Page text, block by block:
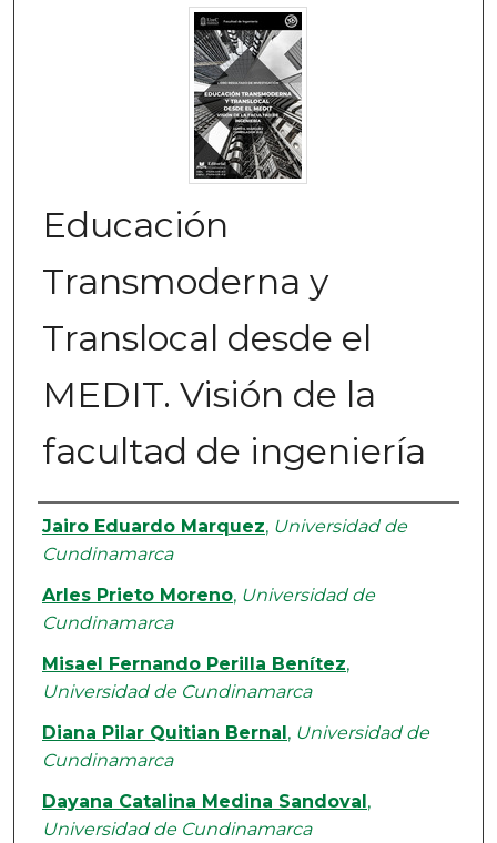
Educación
Transmoderna y
Translocal desde el
MEDIT. Visión de la
facultad de ingeniería
Authors
Jairo Eduardo Marquez, Universidad de
Cundinamarca
Arles Prieto Moreno, Universidad de
Cundinamarca
Misael Fernando Perilla Benítez,
Universidad de Cundinamarca
Diana Pilar Quitian Bernal, Universidad de
Cundinamarca
Dayana Catalina Medina Sandoval,
Universidad de Cundinamarca